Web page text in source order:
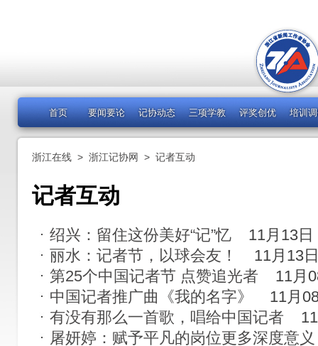
首页 要闻要论 记协动态 三项学教 评奖创优 培训
浙江在线 > 浙江记协网 > 记者互动
记者互动
绍兴：留住这份美好“记”忆
11月13日
丽水：记者节，以球会友！
11月13
第25个中国记者节 点赞追光者
11月
中国记者推广曲《我的名字》
11月
有没有那么一首歌，唱给中国记者
屠妍婷：赋予平凡的岗位更多深度意义